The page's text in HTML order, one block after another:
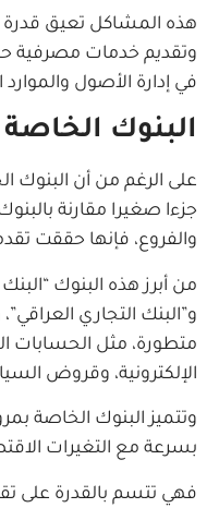
هذه المشاكل تعيق قدرة
وتقديم خدمات مصرفية
في إدارة الأصول
البنوك الخاصة
على الرغم من أن البنوك
جزءا صغيرا مقارنة
والفروع، فإنها حققت
من أبرز هذه البنوك
و”البنك التجاري
متطورة، مثل الحسابات
الإلكترونية، وقروض
وتتميز البنوك الخاصة
بسرعة مع التغيرات
فهي تتسم بالقدرة على